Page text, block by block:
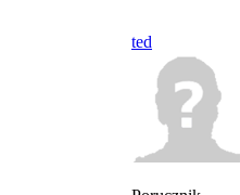
ted